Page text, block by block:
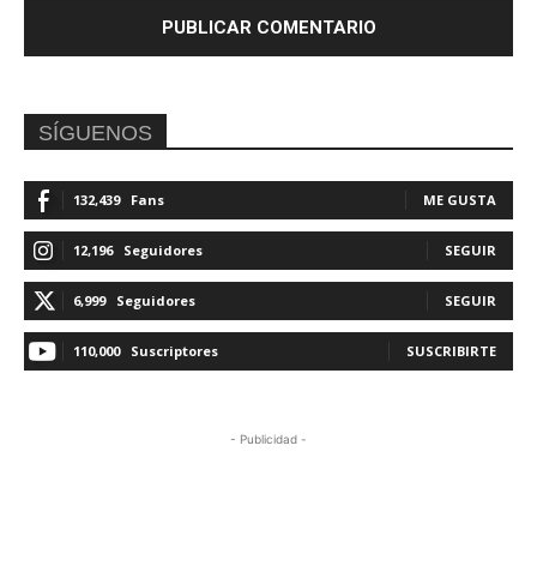
SÍGUENOS
132,439 Fans ME GUSTA
12,196 Seguidores SEGUIR
6,999 Seguidores SEGUIR
110,000 Suscriptores SUSCRIBIRTE
- Publicidad -